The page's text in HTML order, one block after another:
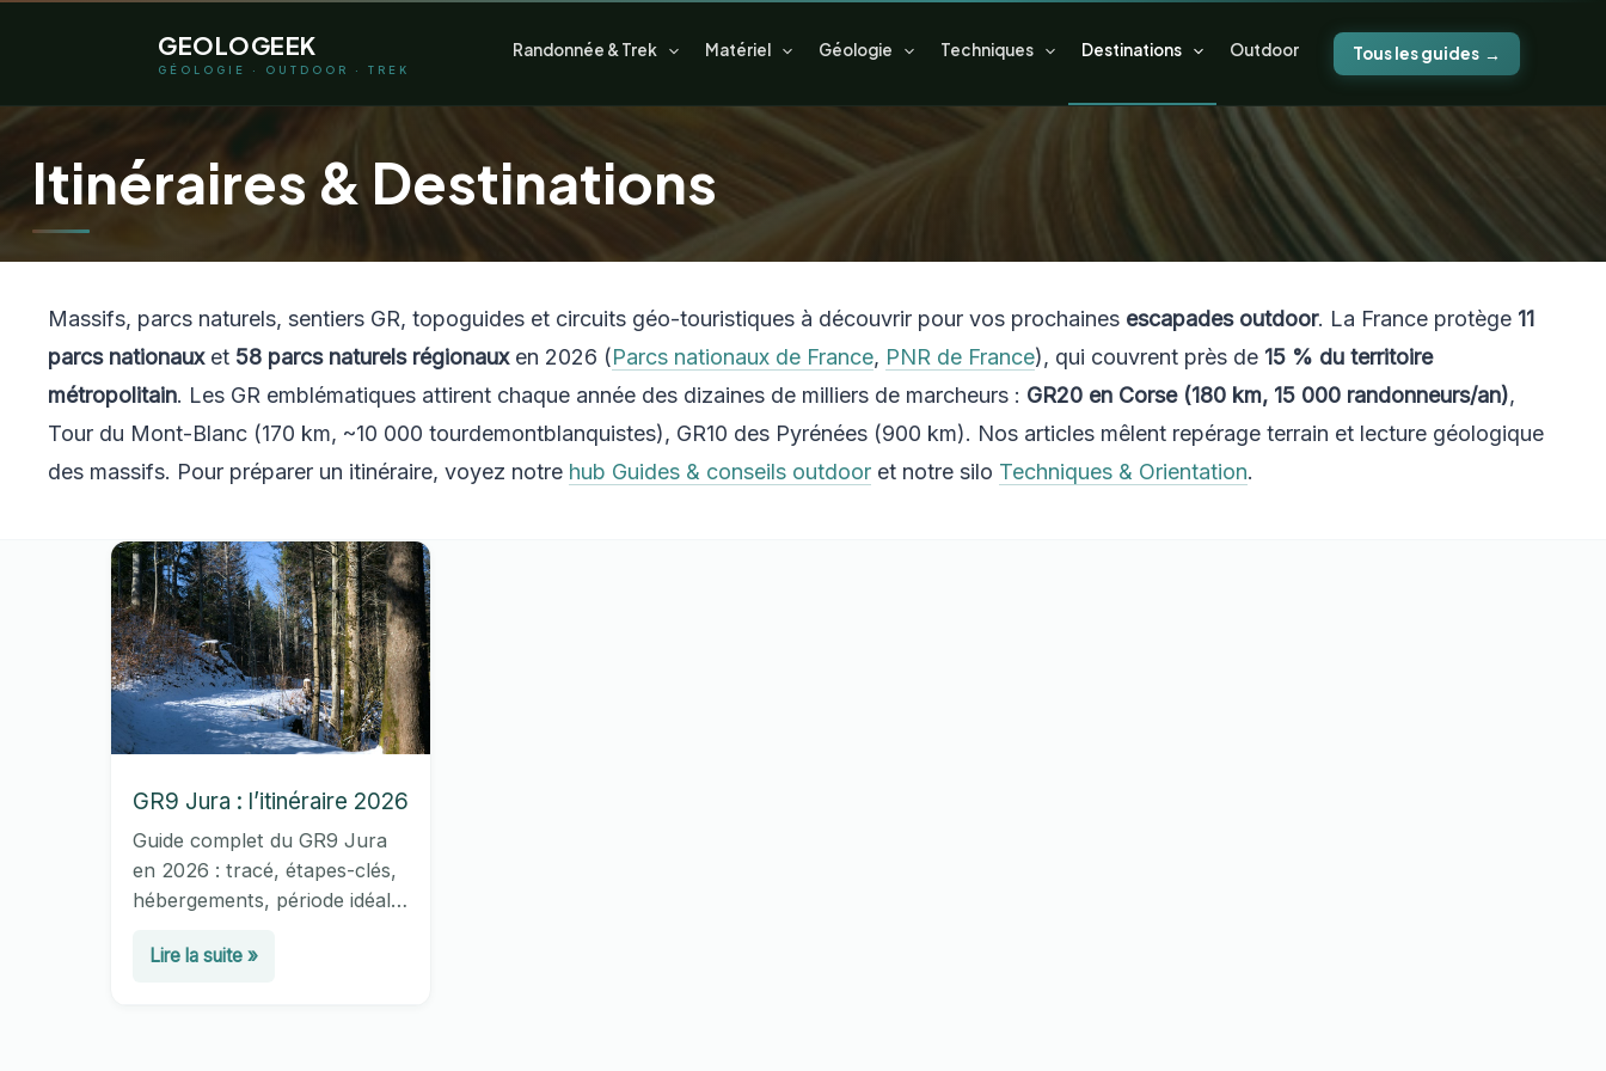
GEOLOGEEK
GÉOLOGIE · OUTDOOR · TREK
Randonnée & Trek Matériel Géologie Techniques Destinations Outdoor Tous les guides
Itinéraires & Destinations
Massifs, parcs naturels, sentiers GR, topoguides et circuits géo-touristiques à découvrir pour vos prochaines escapades outdoor. La France protège 11
parcs nationauxet 58 parcs naturels régionauxen 2026 (Parcs nationaux de France, PNR de France), qui couvrent près de 15 % du territoire
métropolitain. Les GR emblématiques attirent chaque année des dizaines de milliers de marcheurs : GR20 en Corse (180 km, 15 000 randonneurs/an),
Tour du Mont-Blanc (170 km, ~10 000 tourdemontblanquistes), GR10 des Pyrénées (900 km). Nos articles mêlent repérage terrain et lecture géologique
des massifs. Pour préparer un itinéraire, voyez notre hub Guides & conseils outdoor et notre silo Techniques & Orientation.
GR9 Jura : l’itinéraire 2026
Guide complet du GR9 Jura
en 2026 : tracé, étapes-clés,
hébergements, période idéale
traverser les 280 km du
GR9
Lire la suite »